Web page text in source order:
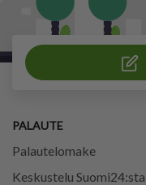
PALAUTE
Palautelomake
Keskustelu Suomi24:sta